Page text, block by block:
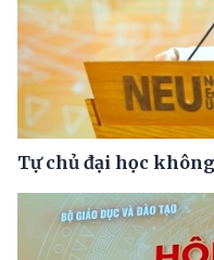
Tự chủ đại học